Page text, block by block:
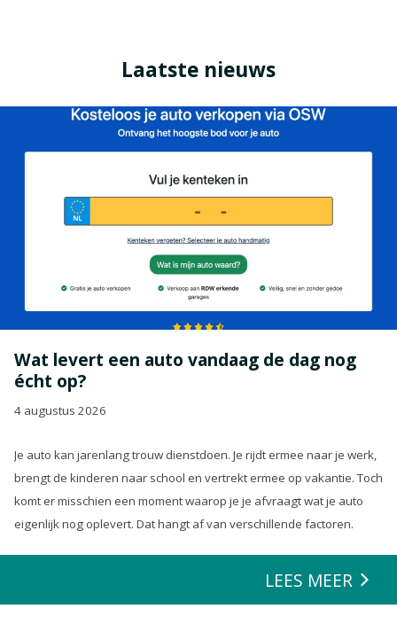
Laatste nieuws
Wat levert een auto vandaag de dag nog
écht op?
4 augustus 2026
Je auto kan jarenlang trouw dienstdoen. Je rijdt ermee naar je werk,
brengt de kinderen naar school en vertrekt ermee op vakantie. Toch
komt er misschien een moment waarop je je afvraagt wat je auto
eigenlijk nog oplevert. Dat hangt af van verschillende factoren.
LEES MEER